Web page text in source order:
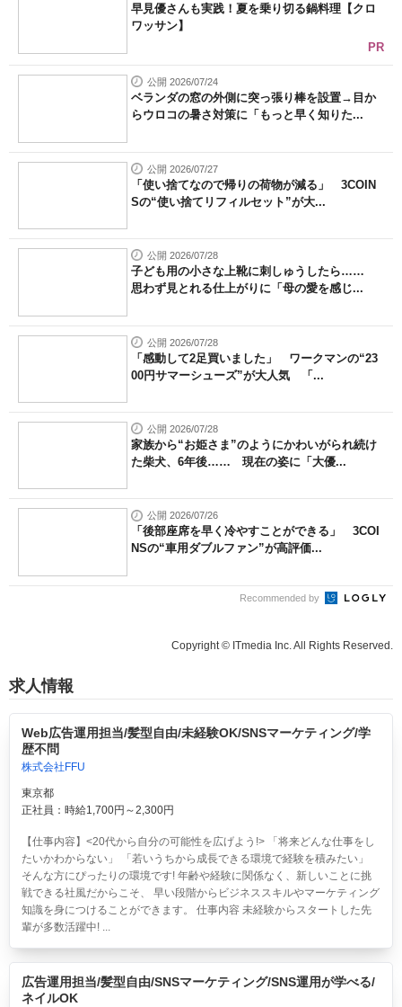
早見優さんも実践！夏を乗り切る鍋料理【クロ
ワッサン】
PR
公開 2026/07/24
ベランダの窓の外側に突っ張り棒を設置→目か
らウロコの暑さ対策に「もっと早く知りた...
公開 2026/07/27
「使い捨てなので帰りの荷物が減る」 3COIN
Sの“使い捨てリフィルセット”が大...
公開 2026/07/28
子ども用の小さな上靴に刺しゅうしたら……
思わず見とれる仕上がりに「母の愛を感じ...
公開 2026/07/28
「感動して2足買いました」 ワークマンの“23
00円サマーシューズ”が大人気 「...
公開 2026/07/28
家族から“お姫さま”のようにかわいがられ続け
た柴犬、6年後…… 現在の姿に「大優...
公開 2026/07/26
「後部座席を早く冷やすことができる」 3COI
NSの“車用ダブルファン”が高評価...
Recommended by
Copyright © ITmedia Inc. All Rights Reserved.
求人情報
Web広告運用担当/髪型自由/未経験OK/SNSマーケティング/学
歴不問
株式会社FFU
東京都
正社員：時給1,700円～2,300円
【仕事内容】<20代から自分の可能性を広げよう!> 「将来どんな仕事をし
たいかわからない」 「若いうちから成長できる環境で経験を積みたい」
そんな方にぴったりの環境です! 年齢や経験に関係なく、新しいことに挑
戦できる社風だからこそ、 早い段階からビジネススキルやマーケティング
知識を身につけることができます。 仕事内容 未経験からスタートした先
輩が多数活躍中! ...
広告運用担当/髪型自由/SNSマーケティング/SNS運用が学べる/
ネイルOK